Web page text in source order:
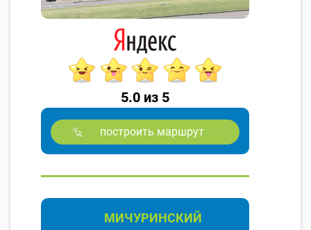
5.0 из 5
построить маршрут
МИЧУРИНСКИЙ